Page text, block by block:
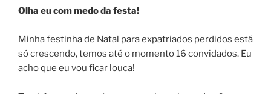
Olha eu com medo da festa!
Minha festinha de Natal para expatriados perdidos está
só crescendo, temos até o momento 16 convidados. Eu
acho que eu vou ficar louca!